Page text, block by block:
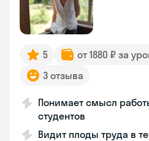
5 от 1880 ₽ за
3 отзыва
Понимает смысл
студентов
Видит плоды труда в